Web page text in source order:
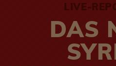
LIVE-
DAS